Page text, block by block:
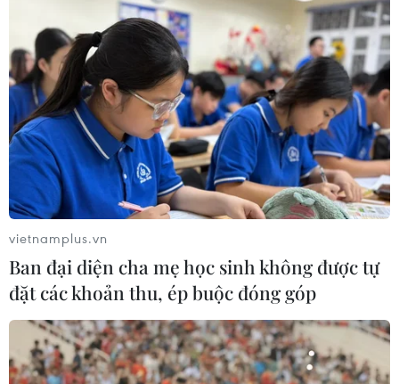
vietnamplus.vn
Ban đại diện cha mẹ học sinh không được tự
đặt các khoản thu, ép buộc đóng góp